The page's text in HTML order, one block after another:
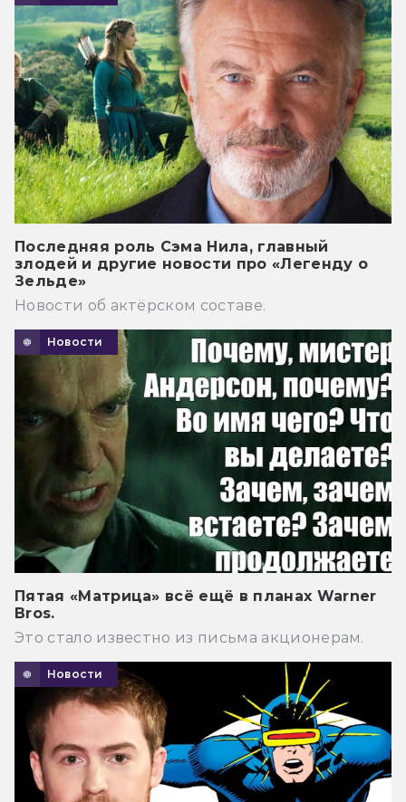
Последняя роль Сэма Нила, главный
злодей и другие новости про «Легенду о
Зельде»
Новости об актёрском составе.
Новости
Пятая «Матрица» всё ещё в планах Warner
Bros.
Это стало известно из письма акционерам.
Новости